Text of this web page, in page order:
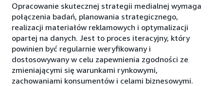
Opracowanie skutecznej strategii medialnej wymaga
połączenia badań, planowania strategicznego,
realizacji materiałów reklamowych i optymalizacji
opartej na danych. Jest to proces iteracyjny, który
powinien być regularnie weryfikowany i
dostosowywany w celu zapewnienia zgodności ze
zmieniającymi się warunkami rynkowymi,
zachowaniami konsumentów i celami biznesowymi.